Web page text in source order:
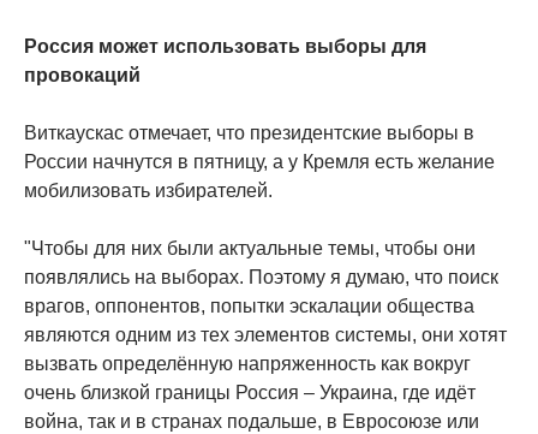
Россия может использовать выборы для
провокаций
Виткаускас отмечает, что президентские выборы в
России начнутся в пятницу, а у Кремля есть желание ​​
мобилизовать избирателей.
"Чтобы для них были актуальные темы, чтобы они
появлялись на выборах. Поэтому я думаю, что поиск
врагов, оппонентов, попытки эскалации общества
являются одним из тех элементов системы, они хотят
вызвать определённую напряженность как вокруг
очень близкой границы Россия – Украина, где идёт
война, так и в странах подальше, в Евросоюзе или